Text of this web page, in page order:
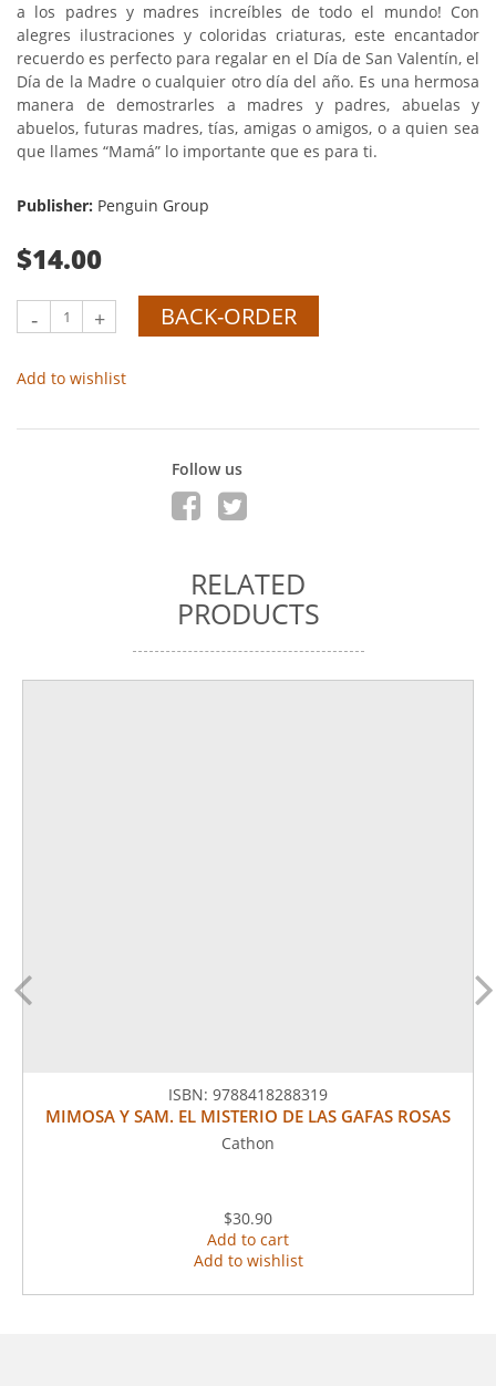
a los padres y madres increíbles de todo el mundo! Con
alegres ilustraciones y coloridas criaturas, este encantador
recuerdo es perfecto para regalar en el Día de San Valentín, el
Día de la Madre o cualquier otro día del año. Es una hermosa
manera de demostrarles a madres y padres, abuelas y
abuelos, futuras madres, tías, amigas o amigos, o a quien sea
que llames “Mamá” lo importante que es para ti.
Publisher: Penguin Group
$14.00
- + BACK-ORDER
Add to wishlist
Follow us
RELATED
PRODUCTS
ISBN: 9788418288319
MIMOSA Y SAM. EL MISTERIO DE LAS GAFAS ROSAS
Cathon
$30.90
Add to cart
Add to wishlist